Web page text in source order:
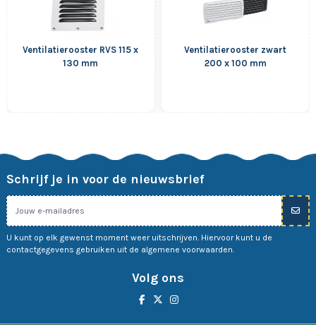
Ventilatierooster RVS 115 x
130 mm
Ventilatierooster zwart
200 x 100 mm
Schrijf je in voor de nieuwsbrief
U kunt op elk gewenst moment weer uitschrijven. Hiervoor kunt u de
contactgegevens gebruiken uit de algemene voorwaarden.
Volg ons